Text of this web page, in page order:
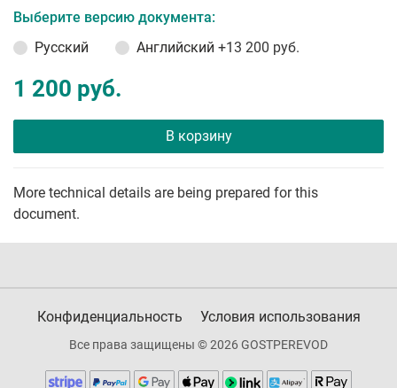
Выберите версию документа:
Русский
Английский +13 200 руб.
1 200 руб.
В корзину
More technical details are being prepared for this
document.
Конфиденциальность Условия использования
Все права защищены © 2026 GOSTPEREVOD